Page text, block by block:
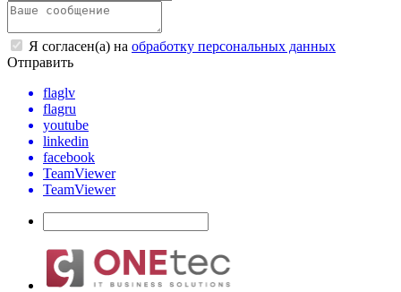
Я согласен(а) на обработку персональных данных
Отправить
flaglv
flagru
youtube
linkedin
facebook
TeamViewer
TeamViewer